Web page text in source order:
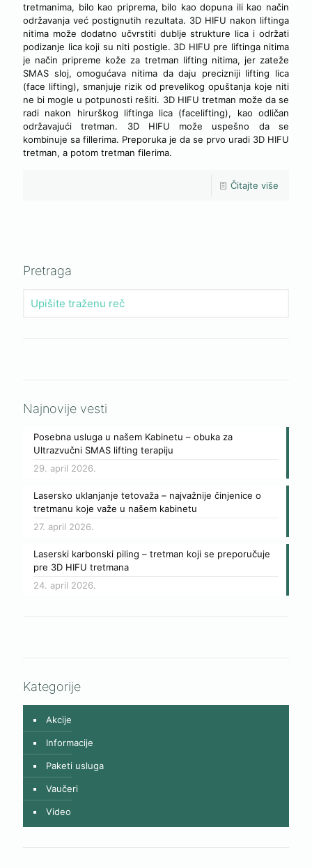
tretmanima, bilo kao priprema, bilo kao dopuna ili kao način
održavanja već postignutih rezultata. 3D HIFU nakon liftinga
nitima može dodatno učvrstiti dublje strukture lica i održati
podizanje lica koji su niti postigle. 3D HIFU pre liftinga nitima
je način pripreme kože za tretman lifting nitima, jer zateže
SMAS sloj, omogućava nitima da daju precizniji lifting lica
(face lifting), smanjuje rizik od prevelikog opuštanja koje niti
ne bi mogle u potpunosti rešiti. 3D HIFU tretman može da se
radi nakon hirurškog liftinga lica (facelifting), kao odličan
održavajući tretman. 3D HIFU može uspešno da se
kombinuje sa fillerima. Preporuka je da se prvo uradi 3D HIFU
tretman, a potom tretman filerima.
Čitajte više
Pretraga
Najnovije vesti
Posebna usluga u našem Kabinetu – obuka za
Ultrazvučni SMAS lifting terapiju
29. april 2026.
Lasersko uklanjanje tetovaža – najvažnije činjenice o
tretmanu koje važe u našem kabinetu
27. april 2026.
Laserski karbonski piling – tretman koji se preporučuje
pre 3D HIFU tretmana
24. april 2026.
Kategorije
Akcije
Informacije
Paketi usluga
Vaučeri
Video